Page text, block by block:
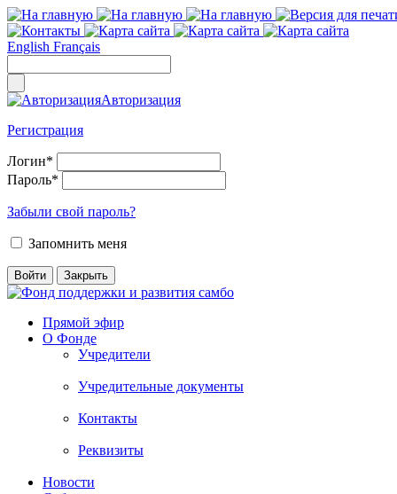
English Français
Авторизация
Регистрация
Логин*
Пароль*
Забыли свой пароль?
Запомнить меня
Прямой эфир
О Фонде
Учредители
Учредительные документы
Контакты
Реквизиты
Новости